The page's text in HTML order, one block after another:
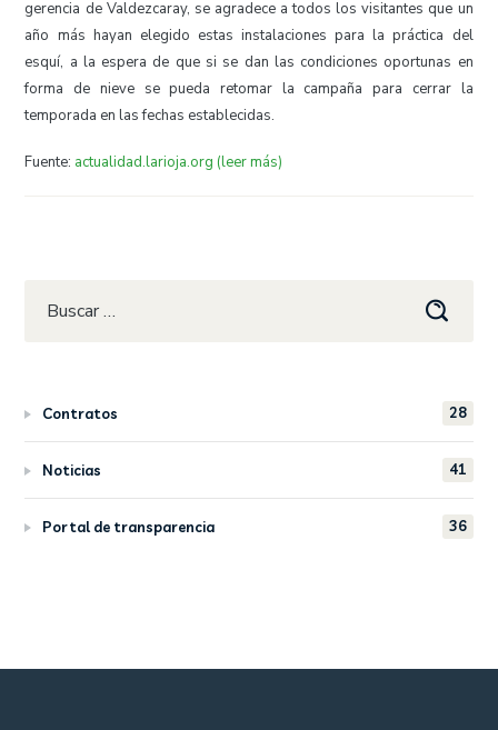
gerencia de Valdezcaray, se agradece a todos los visitantes que un
año más hayan elegido estas instalaciones para la práctica del
esquí, a la espera de que si se dan las condiciones oportunas en
forma de nieve se pueda retomar la campaña para cerrar la
temporada en las fechas establecidas.
Fuente: actualidad.larioja.org (leer más)
Contratos 28
Noticias 41
Portal de transparencia 36